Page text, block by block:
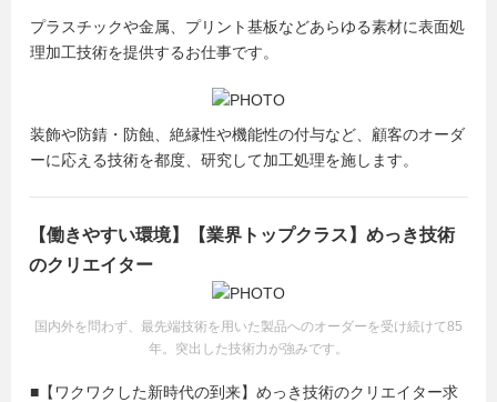
プラスチックや金属、プリント基板などあらゆる素材に表面処
理加工技術を提供するお仕事です。
装飾や防錆・防蝕、絶縁性や機能性の付与など、顧客のオーダ
ーに応える技術を都度、研究して加工処理を施します。
【働きやすい環境】【業界トップクラス】めっき技術
のクリエイター
国内外を問わず、最先端技術を用いた製品へのオーダーを受け続けて85
年。突出した技術力が強みです。
■【ワクワクした新時代の到来】めっき技術のクリエイター求